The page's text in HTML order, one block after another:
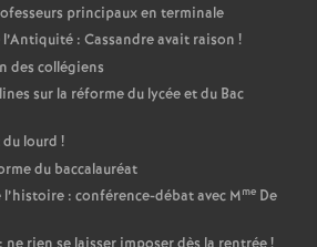
principaux en terminale
: Cassandre avait raison !
des collégiens
sur la réforme du lycée et du Bac
du lourd !
du baccalauréat
: conférence-débat avec Mme De